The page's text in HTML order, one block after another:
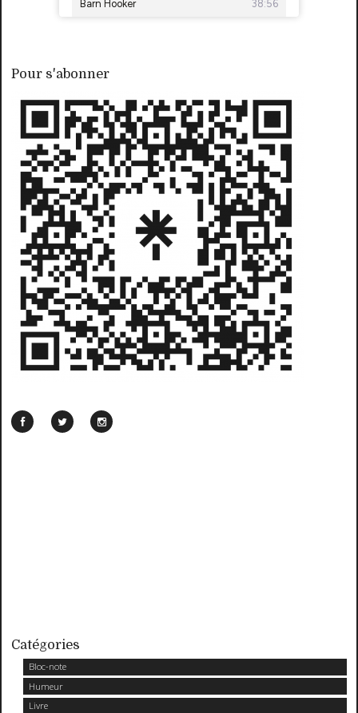
Pour s'abonner
Catégories
Bloc-note
Humeur
Livre